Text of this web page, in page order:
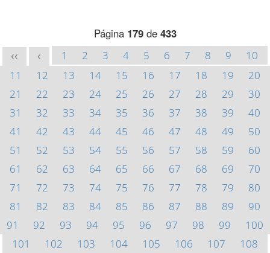
Página 179de 433
<< < 1 2 3 4 5 6 7 8 9
10
11
12 13 14 15 16 17 18 19
20
21
22 23 24 25 26 27 28 29
30
31
32 33 34 35 36 37 38 39
40
41
42 43 44 45 46 47 48 49
50
51
52 53 54 55 56 57 58 59
60
61
62 63 64 65 66 67 68 69
70
71
72 73 74 75 76 77 78 79
80
81
82 83 84 85 86 87 88 89
90
91
92 93 94 95 96 97 98 99
100
101
102 103 104 105 106 107
108